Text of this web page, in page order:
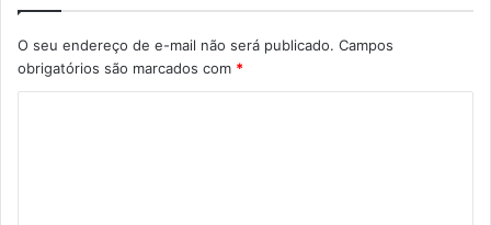
O seu endereço de e-mail não será publicado. Campos
obrigatórios são marcados com *